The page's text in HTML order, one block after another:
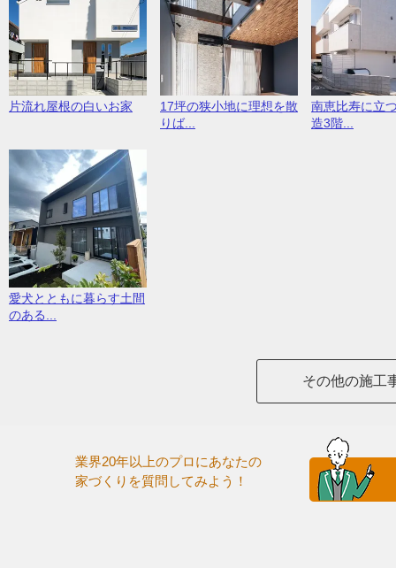
片流れ屋根の白いお家
17坪の狭小地に理想を散
りば...
南恵比寿に立
造3階...
愛犬とともに暮らす土間
のある...
その他の施工
業界20年以上のプロにあなたの
家づくりを質問してみよう！